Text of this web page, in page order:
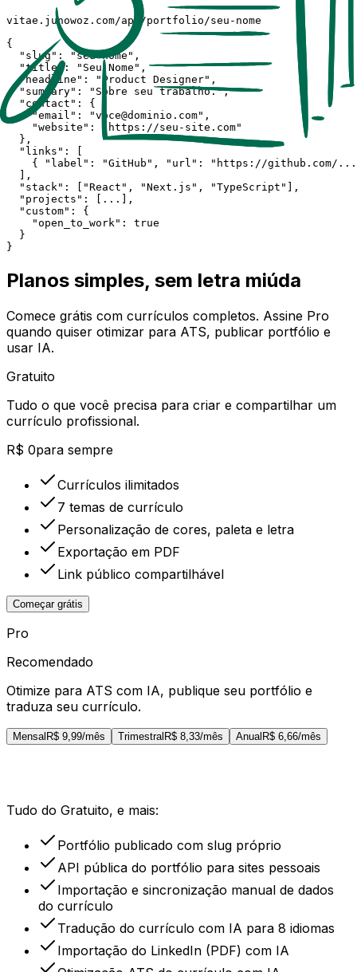
vitae.junowoz.com/api/portfolio/seu-nome
{
  "slug": "seu-nome",
  "title": "Seu Nome",
  "headline": "Product Designer",
  "summary": "Sobre seu trabalho.",
  "contact": {
    "email": "voce@dominio.com",
    "website": "https://seu-site.com"
  },
  "links": [
{ "label": "GitHub", "url": "https://github.com/
  ],
  "stack": ["React", "Next.js", "TypeScript"],
  "projects": [...],
  "custom": {
    "open_to_work": true
  }
}
Planos simples, sem letra miúda
Comece grátis com currículos completos. Assine Pro
quando quiser otimizar para ATS, publicar portfólio e
usar IA.
Gratuito
Tudo o que você precisa para criar e compartilhar um
currículo profissional.
R$ 0para sempre
Currículos ilimitados
7 temas de currículo
Personalização de cores, paleta e letra
Exportação em PDF
Link público compartilhável
Começar grátis
Pro
Recomendado
Otimize para ATS com IA, publique seu portfólio e
traduza seu currículo.
Mensal R$ 9,99/mês Trimestral R$ 8,33/mês Anual R$ 6,66/mês
Tudo do Gratuito, e mais:
Portfólio publicado com slug próprio
API pública do portfólio para sites pessoais
Importação e sincronização manual de dados
do currículo
Tradução do currículo com IA para 8 idiomas
Importação do LinkedIn (PDF) com IA